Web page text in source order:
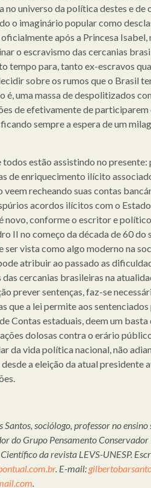
universo da política destes e de
o imaginário popular como
após a Princesa Isabel,
o escravismo das cercanias
tempo para, tanto ex-escravos
sobre os rumos que o Brasil
é, uma massa de despolitizados
de efetivamente de participarem
sempre a espera de um
todos estão assistindo no
de enriquecimento ilícito
recheando suas contas
acordos ilícitos com o
novo, conforme o escritor e
II no começo da década de 60 do
ser vista como algo moderno na
atribuir ao passado as
cercanias brasileiras na
prever sentenças, faz-se
que a lei permite aos
Contas estaduais, deem um
dolosas contra o erário
da vida política nacional, não
a eleição da atual presidente
sociólogo, professor no
do Grupo Pensamento
da revista LEVS-UNESP.
. E-mail:
.